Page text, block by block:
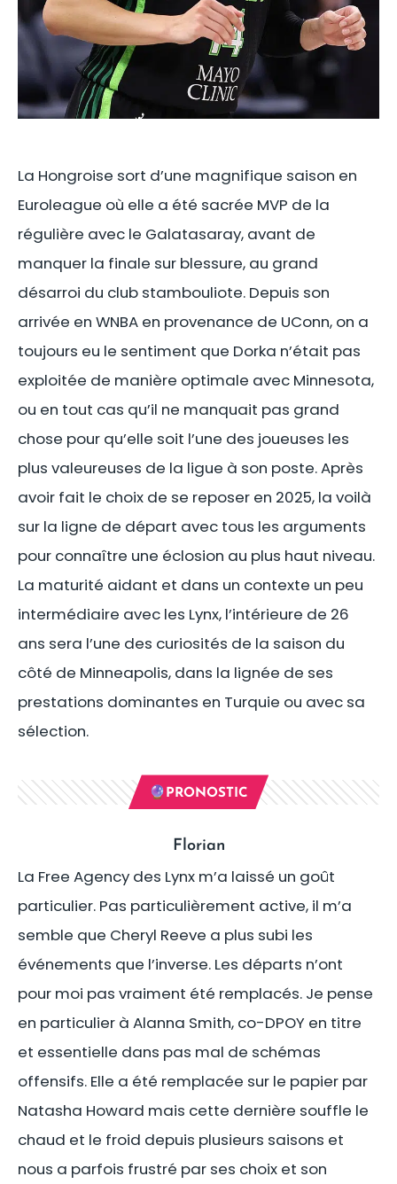
La Hongroise sort d’une magnifique saison en
Euroleague où elle a été sacrée MVP de la
régulière avec le Galatasaray, avant de
manquer la finale sur blessure, au grand
désarroi du club stambouliote. Depuis son
arrivée en WNBA en provenance de UConn, on a
toujours eu le sentiment que Dorka n’était pas
exploitée de manière optimale avec Minnesota,
ou en tout cas qu’il ne manquait pas grand
chose pour qu’elle soit l’une des joueuses les
plus valeureuses de la ligue à son poste. Après
avoir fait le choix de se reposer en 2025, la voilà
sur la ligne de départ avec tous les arguments
pour connaître une éclosion au plus haut niveau.
La maturité aidant et dans un contexte un peu
intermédiaire avec les Lynx, l’intérieure de 26
ans sera l’une des curiosités de la saison du
côté de Minneapolis, dans la lignée de ses
prestations dominantes en Turquie ou avec sa
sélection.
🔮PRONOSTIC
Florian
La Free Agency des Lynx m’a laissé un goût
particulier. Pas particulièrement active, il m’a
semble que Cheryl Reeve a plus subi les
événements que l’inverse. Les départs n’ont
pour moi pas vraiment été remplacés. Je pense
en particulier à Alanna Smith, co-DPOY en titre
et essentielle dans pas mal de schémas
offensifs. Elle a été remplacée sur le papier par
Natasha Howard mais cette dernière souffle le
chaud et le froid depuis plusieurs saisons et
nous a parfois frustré par ses choix et son